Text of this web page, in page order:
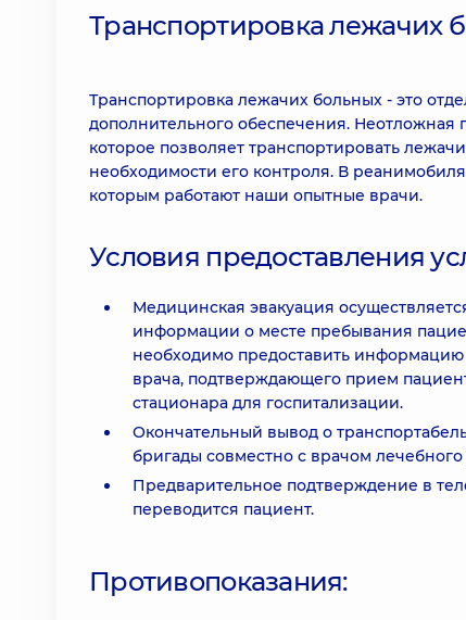
Транспортировка лежачих
Транспортировка лежачих больных - это
дополнительного обеспечения.
которое позволяет транспортировать
необходимости его контроля. В
которым работают наши опытные врачи.
Условия предоставления
Медицинская эвакуация
информации о месте пребывания
необходимо предоставить информацию
врача, подтверждающего прием
стационара для госпитализации.
Окончательный вывод о
бригады совместно с врачом
Предварительное подтверждение в
переводится пациент.
Противопоказания: